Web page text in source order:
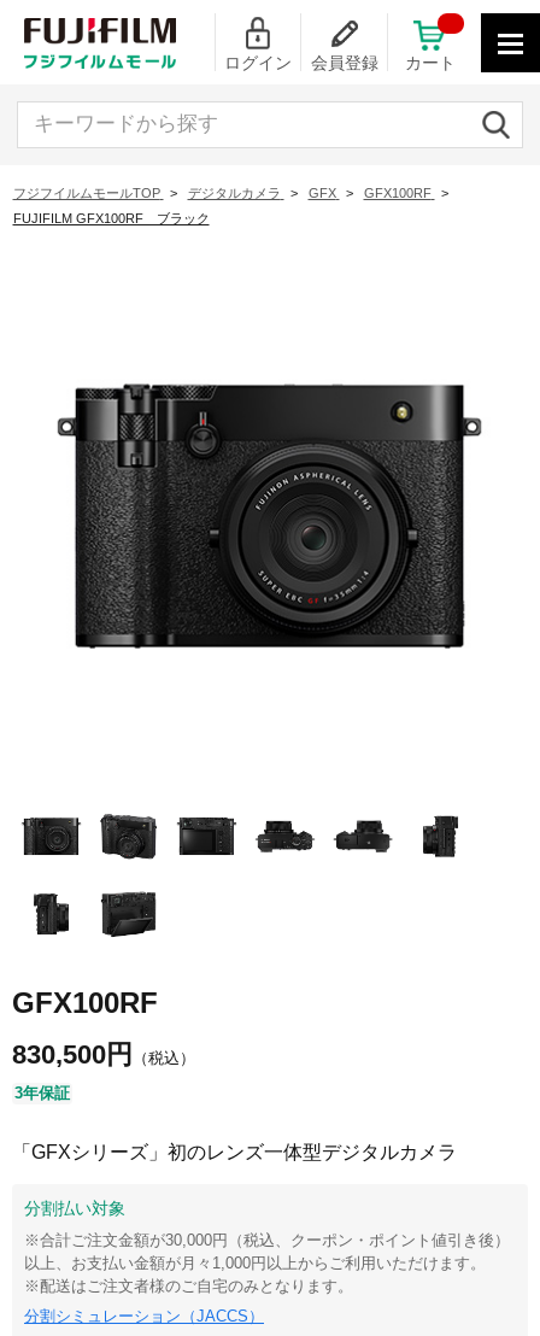
ログイン 会員登録
フジフイルムモールTOP > デジタルカメラ > GFX > GFX100RF
>
FUJIFILM GFX100RF ブラック
GFX100RF
830,500円
（税込）
3年保証
「GFXシリーズ」初のレンズ一体型デジタルカメラ
分割払い対象
※合計ご注文金額が30,000円（税込、クーポン・ポイント値引き後）
以上、お支払い金額が月々1,000円以上からご利用いただけます。
※配送はご注文者様のご自宅のみとなります。
分割シミュレーション（JACCS）